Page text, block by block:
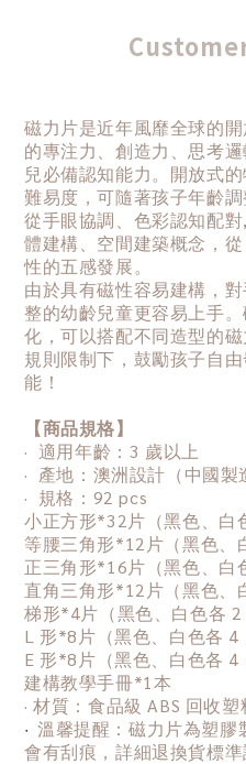
磁力片是近年風靡全球的
的專注力、創造力、思考
兒必備認知能力。開放式
難易度，可隨著孩子年齡調
從手眼協調、色彩認知配
體建構、空間建築概念，
性的五感發展。
由於具有磁性容易建構，
整的幼齡兒童更容易上手
化，可以搭配不同造型的
規則限制下，鼓勵孩子自
能！
【商品規格】
· 適用年齡：3 歲以上
· 產地：澳洲設計（中國製
· 規格：92 pcs
小正方形*32片（黑色、白
等腰三角形*12片（黑色、
正三角形*16片 （黑色、白
直角三角形*12片（黑色、
梯形*4片 （黑色、白色各 2
L 形*8片（黑色、白色各 4
E 形*8片（黑色、白色各 4
建構教學手冊*1本
· 材質：食品級 ABS 回收塑
· 溫馨提醒：磁力片為塑膠
會有刮痕，詳細退換貨標準